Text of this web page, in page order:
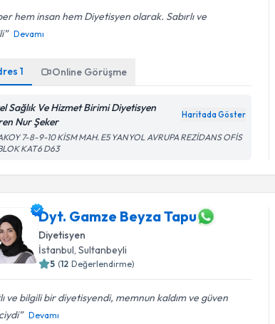
hem insan hem Diyetisyen olarak. Sabırlı ve
Devamı
1 Online Görüşme
Sağlık Ve Hizmet Birimi Diyetisyen
Nur Şeker
Haritada Göster
7-8-9-10 KİSM MAH. E5 YANYOL AVRUPA REZİDANS OFİS
KAT6 D63
Dyt. Gamze Beyza Tapu
Diyetisyen
İstanbul , Sultanbeyli
5 (12 Değerlendirme)
ve bilgili bir diyetisyendi, memnun kaldım ve güven
Devamı